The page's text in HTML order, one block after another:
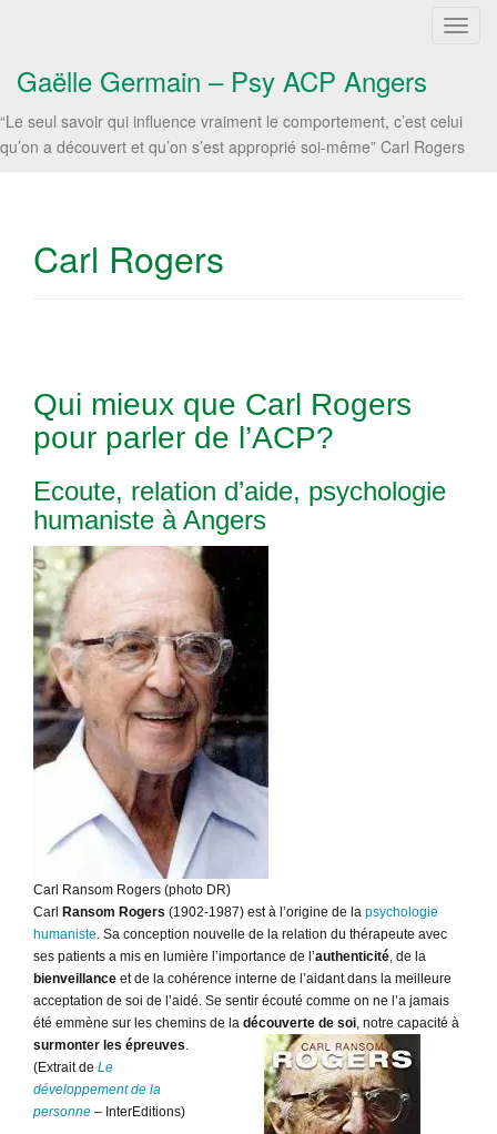
T
l
e
Gaëlle Germain – Psy ACP Angers
“Le seul savoir qui influence vraiment le comportement, c’est celui
qu’on a découvert et qu’on s’est approprié soi-même” Carl Rogers
Carl Rogers
Qui mieux que Carl Rogers
pour parler de l’ACP?
Ecoute, relation d’aide, psychologie
humaniste à Angers
Carl Ransom Rogers (photo DR)
Carl Ransom Rogers (1902-1987) est à l’origine de la psychologie
humaniste. Sa conception nouvelle de la relation du thérapeute avec
ses patients a mis en lumière l’importance de l’authenticité, de la
bienveillance et de la cohérence interne de l’aidant dans la meilleure
acceptation de soi de l’aidé. Se sentir écouté comme on ne l’a jamais
été emmène sur les chemins de la découverte de soi, notre capacité à
surmonter les épreuves.
(Extrait de Le
développement de la
personne – InterEditions)